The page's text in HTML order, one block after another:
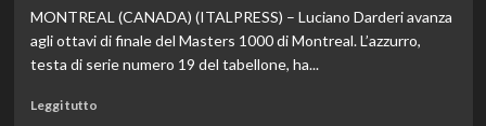
MONTREAL (CANADA) (ITALPRESS) – Luciano Darderi avanza
agli ottavi di finale del Masters 1000 di Montreal. L’azzurro,
testa di serie numero 19 del tabellone, ha...
Leggi tuttoLeggi